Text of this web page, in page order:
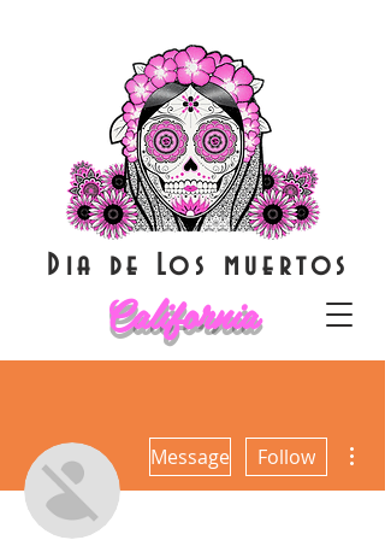
Dia de Los muertos
California
Message Follow